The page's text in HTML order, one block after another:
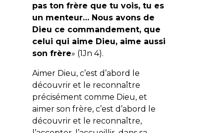
pas ton frère que tu vois, tu es
un menteur… Nous avons de
Dieu ce commandement, que
celui qui aime Dieu, aime aussi
son frère» (1Jn 4).
Aimer Dieu, c’est d’abord le
découvrir et le reconnaître
précisément comme Dieu, et
aimer son frère, c’est d’abord le
découvrir et le reconnaître,